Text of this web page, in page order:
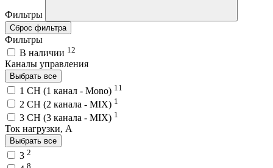
Фильтры
Сброс фильтра
Фильтры
В наличии 12
Каналы управления
Выбрать все
1 CH (1 канал - Mono) 11
2 CH (2 канала - MIX) 1
3 CH (3 канала - MIX) 1
Ток нагрузки, A
Выбрать все
3 2
8